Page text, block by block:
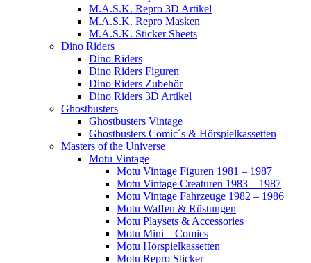
M.A.S.K. Repro 3D Artikel
M.A.S.K. Repro Masken
M.A.S.K. Sticker Sheets
Dino Riders
Dino Riders
Dino Riders Figuren
Dino Riders Zubehör
Dino Riders 3D Artikel
Ghostbusters
Ghostbusters Vintage
Ghostbusters Comic´s & Hörspielkassetten
Masters of the Universe
Motu Vintage
Motu Vintage Figuren 1981 – 1987
Motu Vintage Creaturen 1983 – 1987
Motu Vintage Fahrzeuge 1982 – 1986
Motu Waffen & Rüstungen
Motu Playsets & Accessories
Motu Mini – Comics
Motu Hörspielkassetten
Motu Repro Sticker